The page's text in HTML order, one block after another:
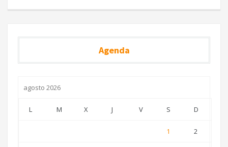
Agenda
agosto 2026
L M X J V S D
1 2